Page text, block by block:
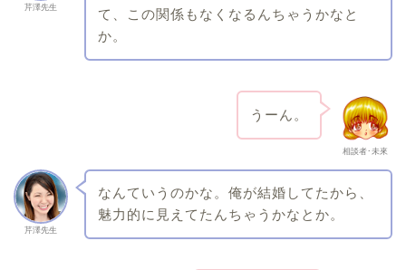
芹澤先生
て、この関係もなくなるんちゃうかなと
か。
相談者･未來
うーん。
芹澤先生
なんていうのかな。俺が結婚してたから、
魅力的に見えてたんちゃうかなとか。